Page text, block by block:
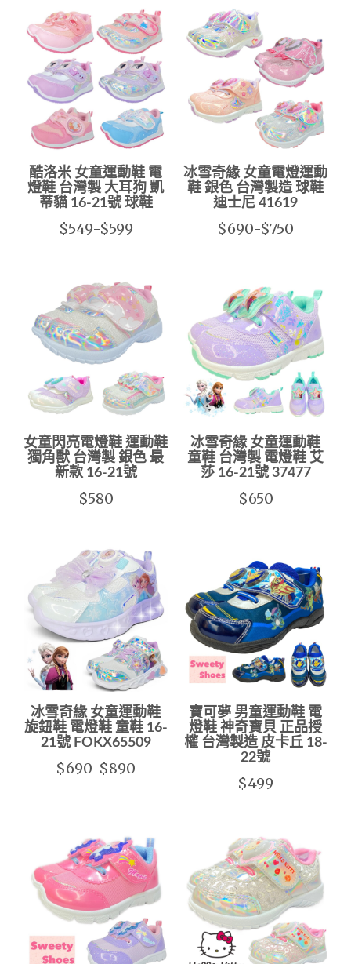
酷洛米 女童運動鞋 電
燈鞋 台灣製 大耳狗 凱
蒂貓 16-21號 球鞋
$549-$599
冰雪奇緣 女童電燈運動
鞋 銀色 台灣製造 球鞋
迪士尼 41619
$690-$750
女童閃亮電燈鞋 運動鞋
獨角獸 台灣製 銀色 最
新款 16-21號
$580
冰雪奇緣 女童運動鞋
童鞋 台灣製 電燈鞋 艾
莎 16-21號 37477
$650
冰雪奇緣 女童運動鞋
旋鈕鞋 電燈鞋 童鞋 16-
21號 FOKX65509
$690-$890
寶可夢 男童運動鞋 電
燈鞋 神奇寶貝 正品授
權 台灣製造 皮卡丘 18-
22號
$499